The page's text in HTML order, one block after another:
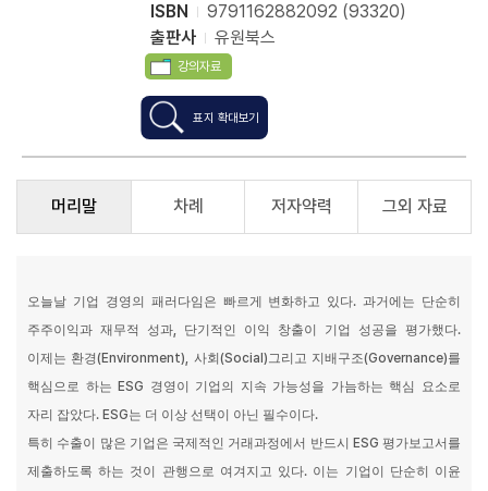
ISBN
9791162882092 (93320)
출판사
유원북스
강의자료
표지 확대보기
머리말 차례 저자약력 그외 자료
오늘날 기업 경영의 패러다임은 빠르게 변화하고 있다.과거에는 단순히
주주이익과 재무적 성과, 단기적인 이익 창출이 기업 성공을 평가했다.
이제는 환경(Environment), 사회 (Social)그리고 지배구조(Governance)를
핵심으로 하는 ESG 경영이 기업의 지속 가능성을 가늠하는 핵심 요소로
자리 잡았다. ESG는 더 이상 선택이 아닌 필수이다.
특히 수출이 많은 기업은 국제적인 거래과정에서 반드시
ESG 평가보고서를
제출하도록 하는 것이 관행으로 여겨지고 있다. 이는 기업이 단순히 이윤